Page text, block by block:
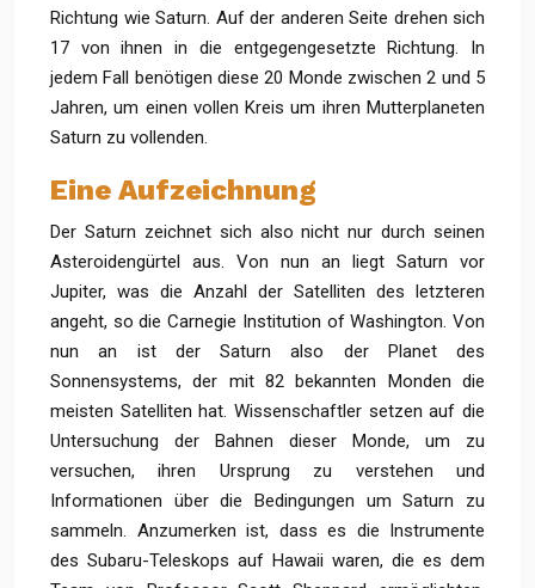
Richtung wie Saturn. Auf der anderen Seite drehen sich
17 von ihnen in die entgegengesetzte Richtung. In
jedem Fall benötigen diese 20 Monde zwischen 2 und 5
Jahren, um einen vollen Kreis um ihren Mutterplaneten
Saturn zu vollenden.
Eine Aufzeichnung
Der Saturn zeichnet sich also nicht nur durch seinen
Asteroidengürtel aus. Von nun an liegt Saturn vor
Jupiter, was die Anzahl der Satelliten des letzteren
angeht, so die Carnegie Institution of Washington. Von
nun an ist der Saturn also der Planet des
Sonnensystems, der mit 82 bekannten Monden die
meisten Satelliten hat. Wissenschaftler setzen auf die
Untersuchung der Bahnen dieser Monde, um zu
versuchen, ihren Ursprung zu verstehen und
Informationen über die Bedingungen um Saturn zu
sammeln. Anzumerken ist, dass es die Instrumente
des Subaru-Teleskops auf Hawaii waren, die es dem